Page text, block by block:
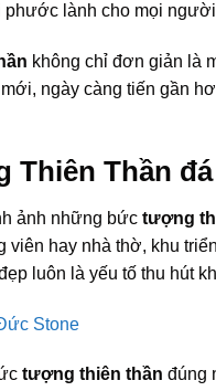
phước lành cho mọi
không chỉ đơn giản là
ngày càng tiến gần
Thiên Thần đá
ảnh những bức tượng
viên hay nhà thờ, khu
luôn là yếu tố thu hút
tượng thiên thần đúng